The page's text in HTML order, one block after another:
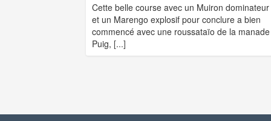
Cette belle course avec un Muiron dominateur
et un Marengo explosif pour conclure a bien
commencé avec une roussataïo de la manade
Puig, [...]